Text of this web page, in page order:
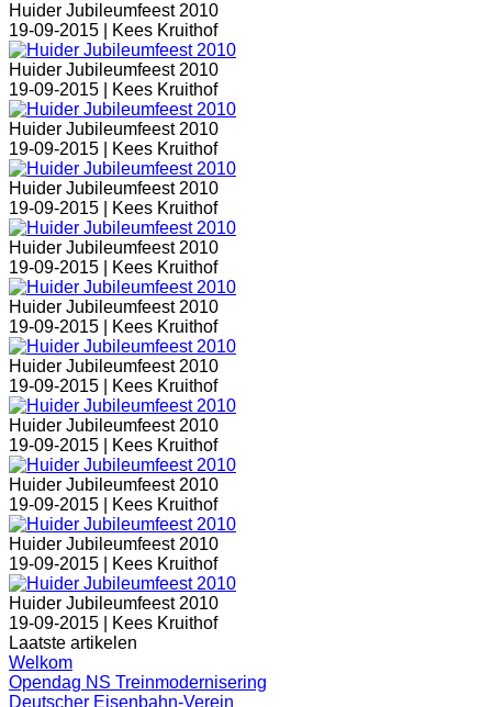
Huider Jubileumfeest 2010
19-09-2015 |
Kees Kruithof
Huider Jubileumfeest 2010
19-09-2015 |
Kees Kruithof
Huider Jubileumfeest 2010
19-09-2015 |
Kees Kruithof
Huider Jubileumfeest 2010
19-09-2015 |
Kees Kruithof
Huider Jubileumfeest 2010
19-09-2015 |
Kees Kruithof
Huider Jubileumfeest 2010
19-09-2015 |
Kees Kruithof
Huider Jubileumfeest 2010
19-09-2015 |
Kees Kruithof
Huider Jubileumfeest 2010
19-09-2015 |
Kees Kruithof
Huider Jubileumfeest 2010
19-09-2015 |
Kees Kruithof
Huider Jubileumfeest 2010
19-09-2015 |
Kees Kruithof
Huider Jubileumfeest 2010
19-09-2015 |
Kees Kruithof
Laatste artikelen
Welkom
Opendag NS Treinmodernisering
Deutscher Eisenbahn-Verein